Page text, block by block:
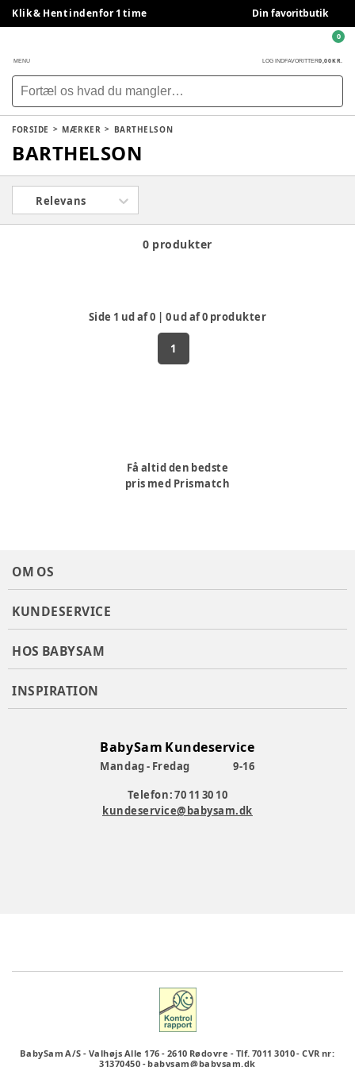
Klik & Hent indenfor 1 time Din favoritbutik
MENU LOG INDFAVORITTER0,00 KR.
0
FORSIDE MÆRKER BARTHELSON
BARTHELSON
Relevans
0 produkter
Side 1 ud af0 | 0ud af0 produkter
1
Få altid den bedste
pris med Prismatch
OM OS
KUNDESERVICE
HOS BABYSAM
INSPIRATION
BabySam Kundeservice
Mandag - Fredag
9-16
Telefon: 70 11 30 10
kundeservice@babysam.dk
BabySam A/S - Valhøjs Alle 176 - 2610 Rødovre - Tlf. 7011 3010-CVR nr:
31370450 -babysam@babysam.dk